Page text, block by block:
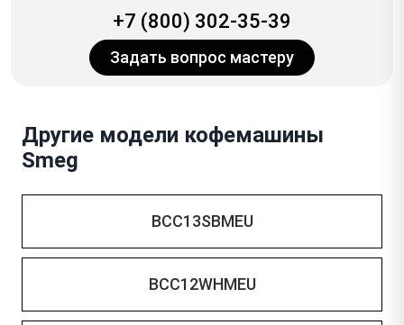
+7 (800) 302-35-39
Задать вопрос мастеру
Другие модели кофемашины
Smeg
BCC13SBMEU
BCC12WHMEU